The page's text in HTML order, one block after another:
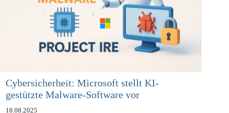
Cybersicherheit: Microsoft stellt KI-
gestützte Malware-Software vor